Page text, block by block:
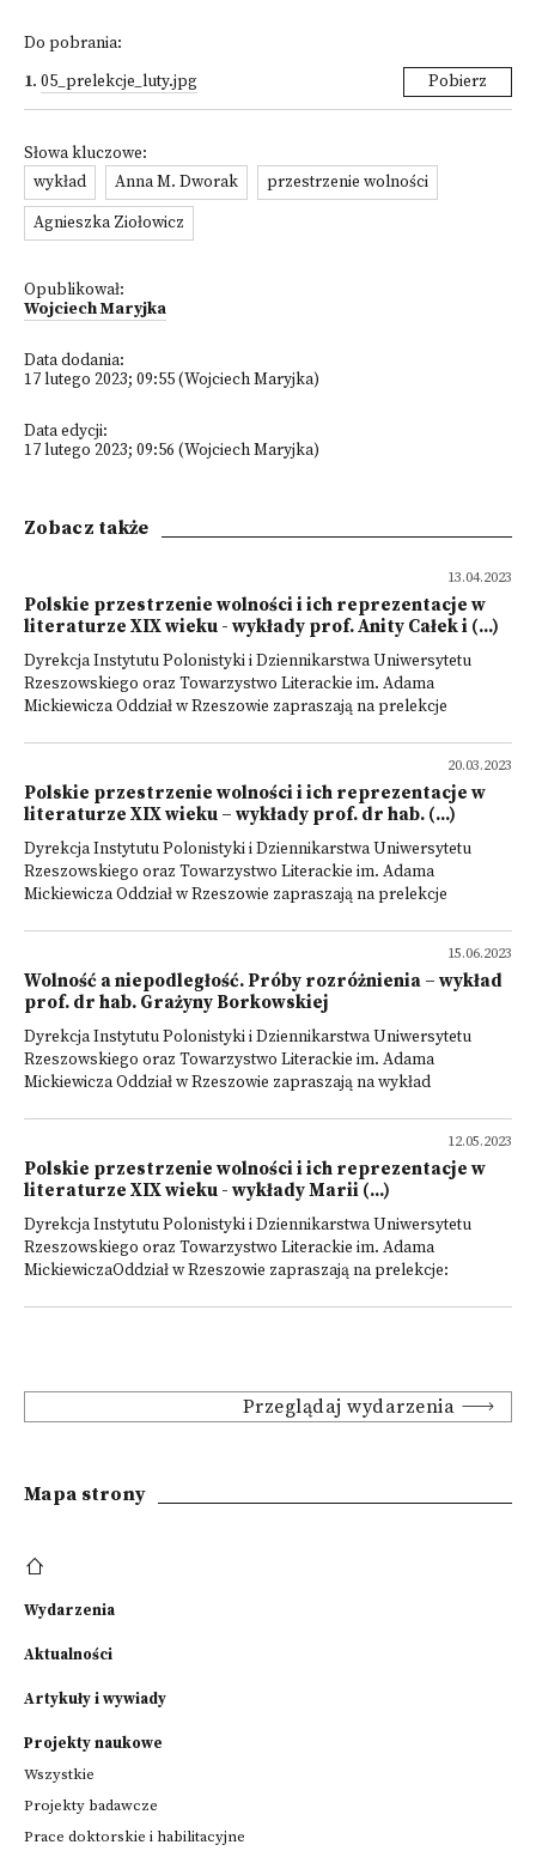
Do pobrania:
1. 05_prelekcje_luty.jpg Pobierz
Słowa kluczowe:
wykład
Anna M. Dworak
przestrzenie wolności
Agnieszka Ziołowicz
Opublikował:
Wojciech Maryjka
Data dodania:
17 lutego 2023; 09:55 (Wojciech Maryjka)
Data edycji:
17 lutego 2023; 09:56 (Wojciech Maryjka)
Zobacz także
13.04.2023
Polskie przestrzenie wolności i ich reprezentacje w
literaturze XIX wieku - wykłady prof. Anity Całek i (...)
Dyrekcja Instytutu Polonistyki i Dziennikarstwa Uniwersytetu
Rzeszowskiego oraz Towarzystwo Literackie im. Adama
Mickiewicza Oddział w Rzeszowie zapraszają na prelekcje
20.03.2023
Polskie przestrzenie wolności i ich reprezentacje w
literaturze XIX wieku – wykłady prof. dr hab. (...)
Dyrekcja Instytutu Polonistyki i Dziennikarstwa Uniwersytetu
Rzeszowskiego oraz Towarzystwo Literackie im. Adama
Mickiewicza Oddział w Rzeszowie zapraszają na prelekcje
15.06.2023
Wolność a niepodległość. Próby rozróżnienia – wykład
prof. dr hab. Grażyny Borkowskiej
Dyrekcja Instytutu Polonistyki i Dziennikarstwa Uniwersytetu
Rzeszowskiego oraz Towarzystwo Literackie im. Adama
Mickiewicza Oddział w Rzeszowie zapraszają na wykład
12.05.2023
Polskie przestrzenie wolności i ich reprezentacje w
literaturze XIX wieku - wykłady Marii (...)
Dyrekcja Instytutu Polonistyki i Dziennikarstwa Uniwersytetu
Rzeszowskiego oraz Towarzystwo Literackie im. Adama
MickiewiczaOddział w Rzeszowie zapraszają na prelekcje:
Przeglądaj wydarzenia
Mapa strony
Wydarzenia
Aktualności
Artykuły i wywiady
Projekty naukowe
Wszystkie
Projekty badawcze
Prace doktorskie i habilitacyjne